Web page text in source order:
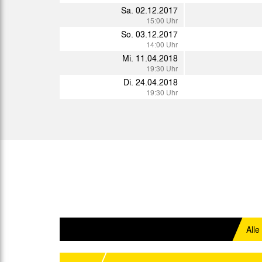
Mi. 24.01.2018
15:00 Uhr
Sa. 27.01.2018
14:00 Uhr
Sa. 03.02.2018
11:00 Uhr
Sa. 17.02.2018
14:00 Uhr
Mi. 28.03.2018
Sa. 02.12.2017
15:00 Uhr
So. 03.12.2017
14:00 Uhr
Mi. 11.04.2018
19:30 Uhr
Di. 24.04.2018
19:30 Uhr
Alle